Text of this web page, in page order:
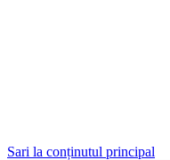
Sari la conținutul principal